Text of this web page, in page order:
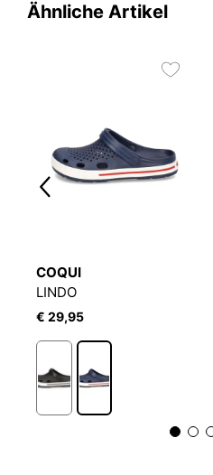
Ähnliche Artikel
COQUI
LINDO
€ 29,95